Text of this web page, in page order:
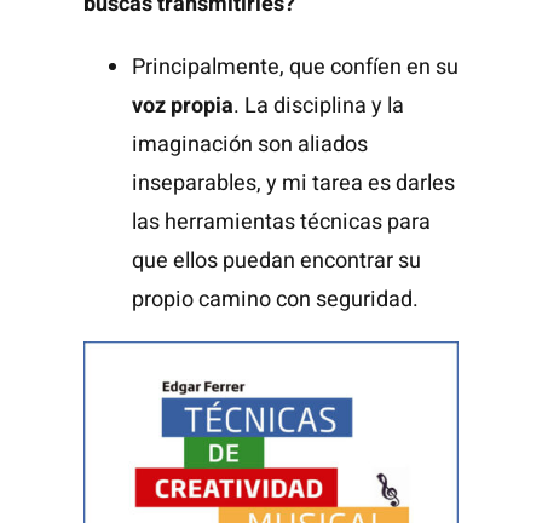
Principalmente, que confíen en su
voz propia. La disciplina y la
imaginación son aliados
inseparables, y mi tarea es darles
las herramientas técnicas para
que ellos puedan encontrar su
propio camino con seguridad.